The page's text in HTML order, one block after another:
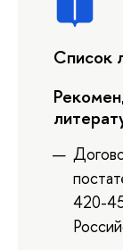
Список
420-